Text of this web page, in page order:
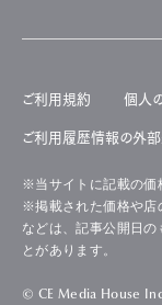
ご利用規約 個人
ご利用履歴情報の外
※当サイトに記載の価
※掲載された価格や店
などは、記事公開日の
とがあります。
© CE Media House